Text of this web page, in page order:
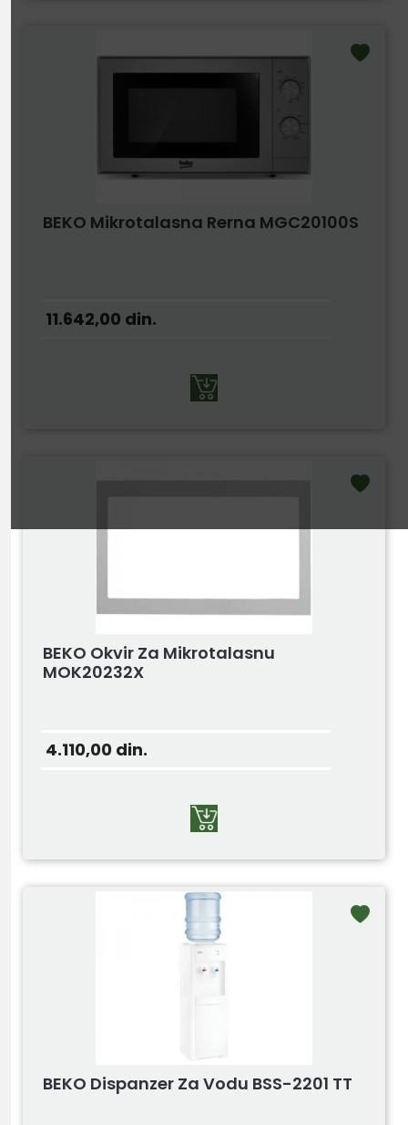
BEKO Mikrotalasna Rerna MGC20100S
11.642,00 din.
BEKO Okvir Za Mikrotalasnu
MOK20232X
4.110,00 din.
BEKO Dispanzer Za Vodu BSS-2201 TT